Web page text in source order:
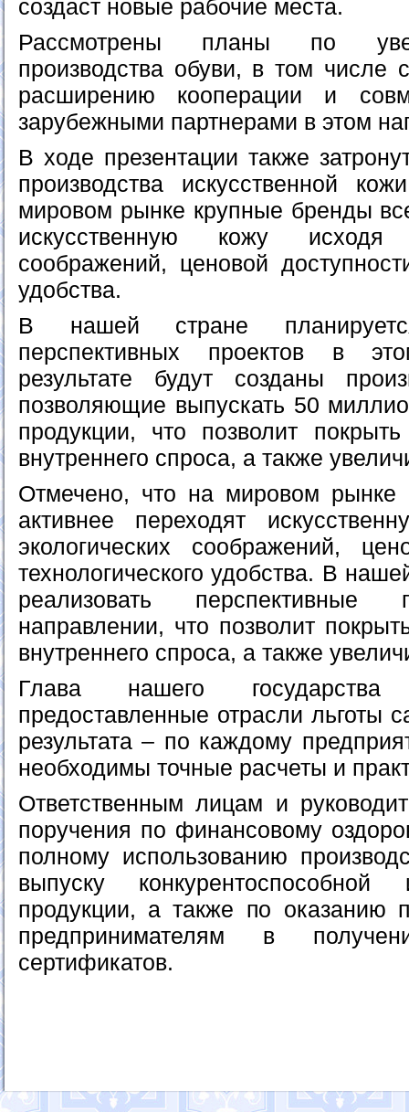
создаст новые рабочие места.
Рассмотрены планы по
производства обуви, в том числе
расширению кооперации и
зарубежными партнерами в этом
В ходе презентации также
производства искусственной
мировом рынке крупные бренды
искусственную кожу исходя
соображений, ценовой
удобства.
В нашей стране
перспективных проектов в
результате будут созданы
позволяющие выпускать 50
продукции, что позволит
внутреннего спроса, а также
Отмечено, что на мировом рынке
активнее переходят
экологических соображений,
технологического удобства. В
реализовать
направлении, что позволит
внутреннего спроса, а также
Глава нашего
предоставленные отрасли льготы
результата – по каждому
необходимы точные расчеты и
Ответственным лицам и
поручения по финансовому
полному использованию
выпуску конкурентоспособной
продукции, а также по оказанию
предпринимателям в
сертификатов.